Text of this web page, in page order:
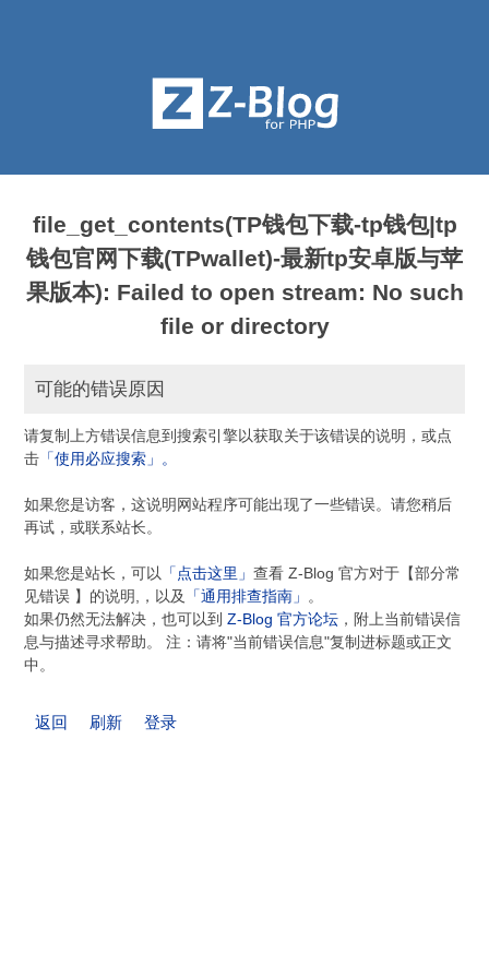
file_get_contents(TP钱包下载-tp钱包|tp
钱包官网下载(TPwallet)-最新tp安卓版与苹
果版本): Failed to open stream: No such
file or directory
可能的错误原因
请复制上方错误信息到搜索引擎以获取关于该错误的说明，或点
击 「使用必应搜索」。
如果您是访客，这说明网站程序可能出现了一些错误。请您稍后
再试，或联系站长。
如果您是站长，可以 「点击这里」查看 Z-Blog 官方对于【部分常
见错误 】的说明,，以及
「通用排查指南」 。
如果仍然无法解决，也可以到Z-Blog 官方论坛 ，附上当前错误信
息与描述寻求帮助。 注：请将"当前错误信息"复制进标题或正文
中。
返回 刷新 登录